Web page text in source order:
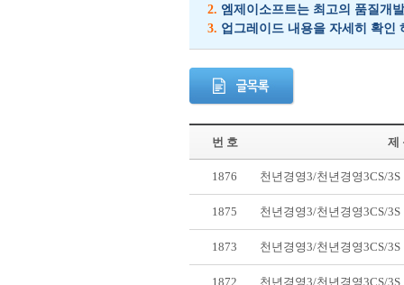
2. 엠제이소프트는 최고의 품질개
3. 업그레이드 내용을 자세히 확인
번 호 제
1876 천년경영3/천년경영3CS/
1875 천년경영3/천년경영3CS/
1873 천년경영3/천년경영3CS/
1872 천년경영3/천년경영3CS/